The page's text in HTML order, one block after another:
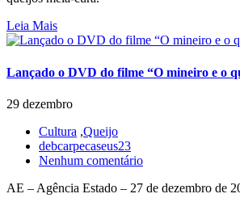
Leia Mais
Lançado o DVD do filme “O mineiro e o
29 dezembro
Cultura ,Queijo
debcarpecaseus23
Nenhum comentário
AE – Agência Estado – 27 de dezembro de